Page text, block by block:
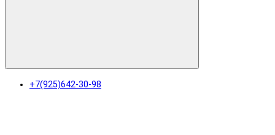
+7(925)642-30-98